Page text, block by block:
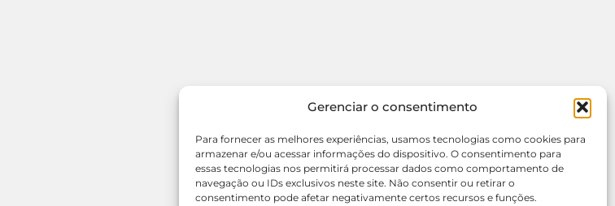
Gerenciar o consentimento
Para fornecer as melhores experiências, usamos tecnologias como cookies para
armazenar e/ou acessar informações do dispositivo. O consentimento para
essas tecnologias nos permitirá processar dados como comportamento de
navegação ou IDs exclusivos neste site. Não consentir ou retirar o
consentimento pode afetar negativamente certos recursos e funções.